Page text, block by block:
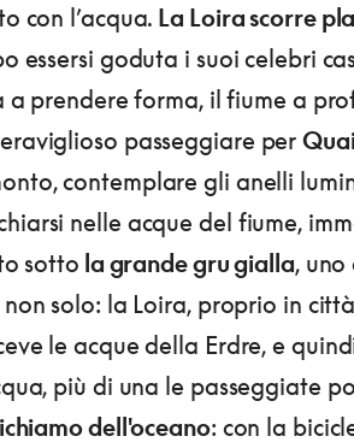
con l’acqua. La Loira scorre
essersi goduta i suoi celebri
a prendere forma, il fiume a
passeggiare per
contemplare gli anelli
nelle acque del fiume,
sotto la grande gru gialla, uno
solo: la Loira, proprio in
le acque della Erdre, e
più di una le passeggiate
dell'oceano: con la